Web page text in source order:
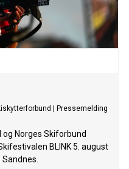
Pressemelding
og Norges Skiforbund
BLINK 5. august
Sandnes.